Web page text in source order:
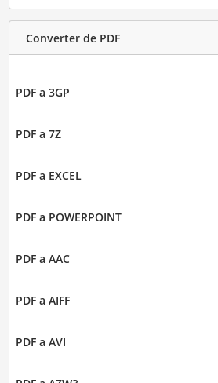
Converter de PDF
PDF a 3GP
PDF a 7Z
PDF a EXCEL
PDF a POWERPOINT
PDF a AAC
PDF a AIFF
PDF a AVI